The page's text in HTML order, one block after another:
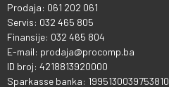
Prodaja: 061 202 061
Servis: 032 465 805
Finansije: 032 465 804
E-mail: prodaja@procomp.ba
ID broj: 4218813920000
Sparkasse banka: 1995130039753810